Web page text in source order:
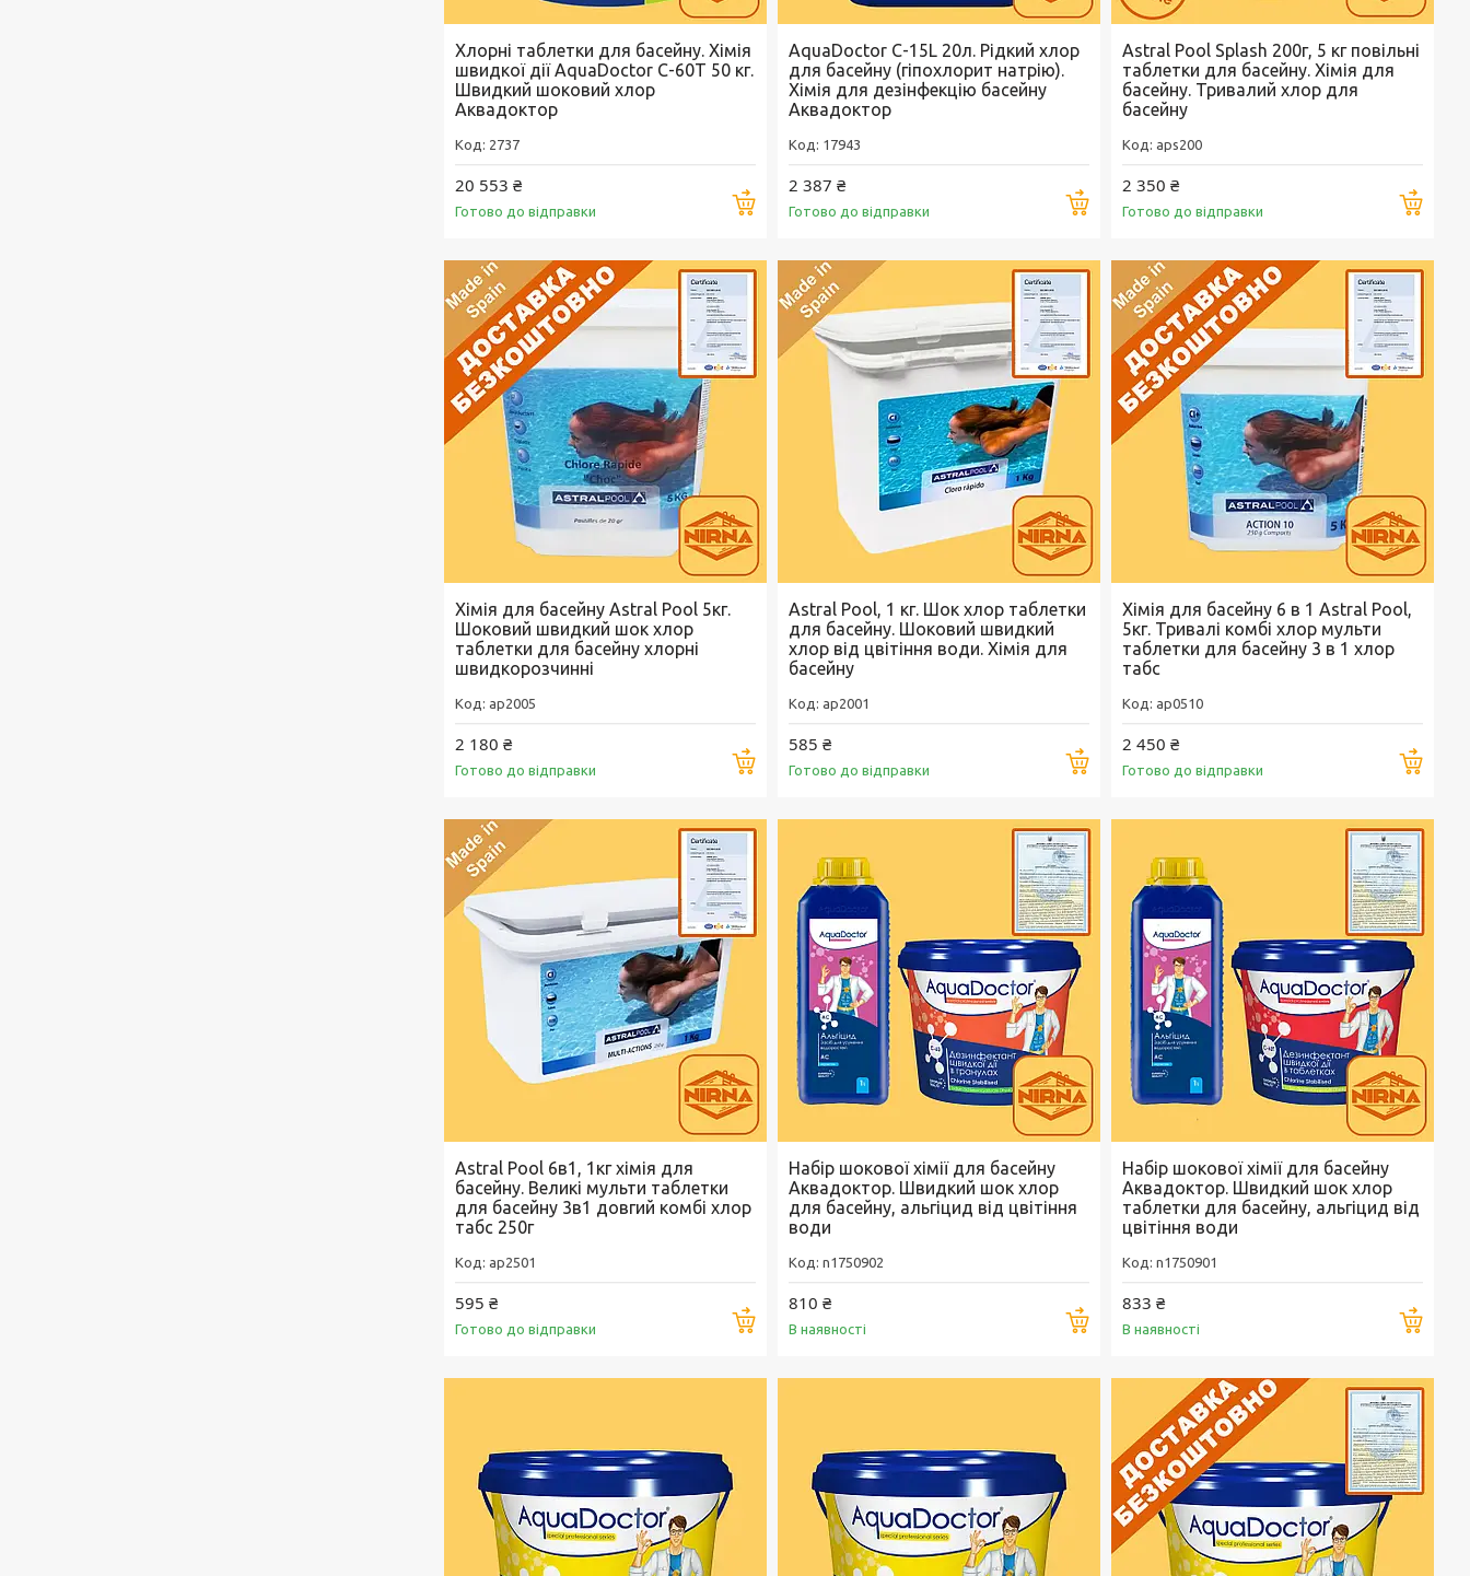
Хлорні таблетки для басейну. Хімія
швидкої дії AquaDoctor C-60T 50 кг.
Швидкий шоковий хлор
Аквадоктор
2737
20 553 ₴
Готово до відправки Купити
AquaDoctor C-15L 20л. Рідкий хлор
для басейну (гіпохлорит натрію).
Хімія для дезінфекцію басейну
Аквадоктор
17943
2 387 ₴
Готово до відправки Купити
Astral Pool Splash 200г, 5 кг повільні
таблетки для басейну. Хімія для
басейну. Тривалий хлор для
басейну
aps200
2 350 ₴
Готово до відправки
Хімія для басейну Astral Pool 5кг.
Шоковий швидкий шок хлор
таблетки для басейну хлорні
швидкорозчинні
ap2005
2 180 ₴
Готово до відправки Купити
Astral Pool, 1 кг. Шок хлор таблетки
для басейну. Шоковий швидкий
хлор від цвітіння води. Хімія для
басейну
ap2001
585 ₴
Готово до відправки Купити
Хімія для басейну 6 в 1 Astral Pool,
5кг. Тривалі комбі хлор мульти
таблетки для басейну 3 в 1 хлор
табс
ap0510
2 450 ₴
Готово до відправки
Astral Pool 6в1, 1кг хімія для
басейну. Великі мульти таблетки
для басейну 3в1 довгий комбі хлор
табс 250г
ap2501
595 ₴
Готово до відправки Купити
Набір шокової хімії для басейну
Аквадоктор. Швидкий шок хлор
для басейну, альгіцид від цвітіння
води
n1750902
810 ₴
В наявності Купити
Набір шокової хімії для басейну
Аквадоктор. Швидкий шок хлор
таблетки для басейну, альгіцид від
цвітіння води
n1750901
833 ₴
В наявності